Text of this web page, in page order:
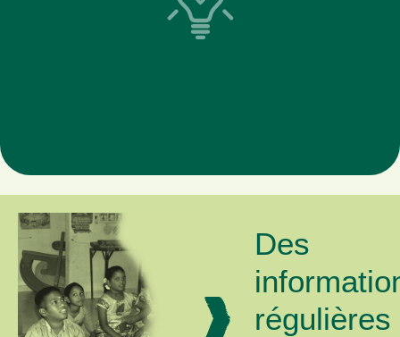
vous offrez un enseignement de qualité
à 10 enfants de village isolés en Inde, par
notre partenaire SEVAI
Des
régulières